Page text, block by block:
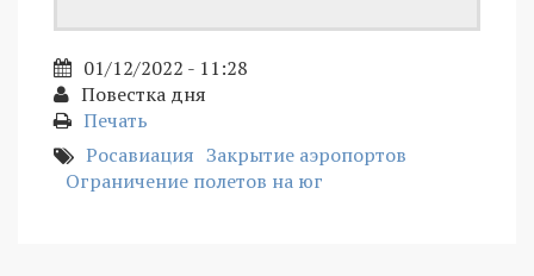
01/12/2022 - 11:28
Повестка дня
Печать
Росавиация Закрытие аэропортов
Ограничение полетов на юг